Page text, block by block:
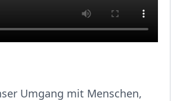
Umgang mit Menschen,